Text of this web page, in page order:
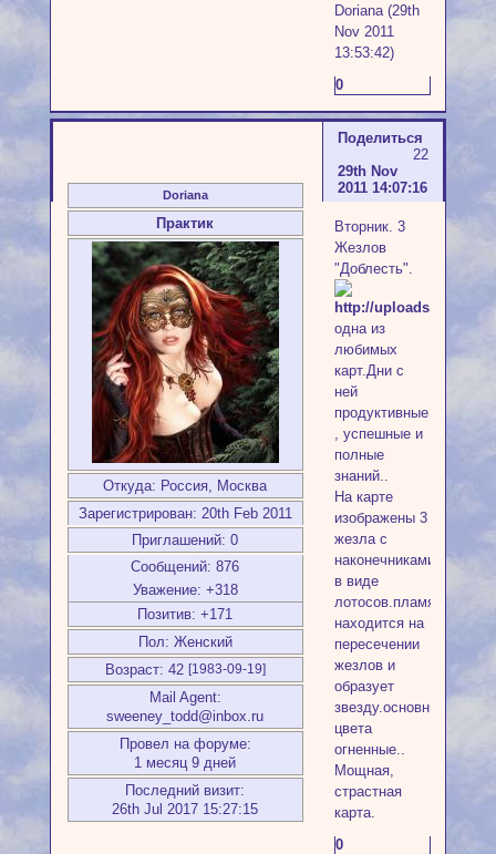
Doriana (29th
Nov 2011
13:53:42)
0
Поделиться
22
29th Nov
2011 14:07:16
Doriana
Практик
Откуда: Россия, Москва
Зарегистрирован: 20th Feb 2011
Приглашений: 0
Сообщений: 876
Уважение: +318
Позитив: +171
Пол: Женский
Возраст: 42 [1983-09-19]
Mail Agent:
sweeney_todd@inbox.ru
Провел на форуме:
1 месяц 9 дней
Последний визит:
26th Jul 2017 15:27:15
Вторник. 3
Жезлов
"Доблесть".
одна из
любимых
карт.Дни с
ней
продуктивные
, успешные и
полные
знаний..
На карте
изображены 3
жезла с
наконечниками
в виде
лотосов.пламя
находится на
пересечении
жезлов и
образует
звезду.основные
цвета
огненные..
Мощная,
страстная
карта.
0